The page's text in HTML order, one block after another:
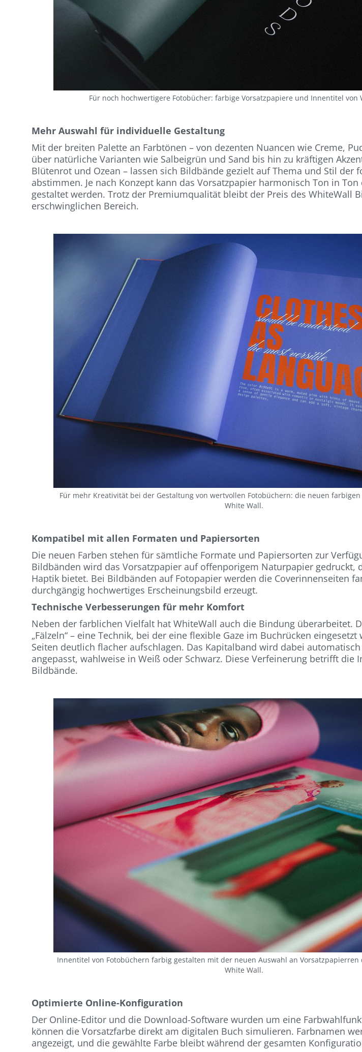
Für noch hochwertigere Fotobücher: farbige Vorsatzpapiere und Innentitel von
Mehr Auswahl für individuelle Gestaltung
Mit der breiten Palette an Farbtönen – von dezenten Nuancen wie Creme,
über natürliche Varianten wie Salbeigrün und Sand bis hin zu kräftigen
Blütenrot und Ozean – lassen sich Bildbände gezielt auf Thema und Stil der
abstimmen. Je nach Konzept kann das Vorsatzpapier harmonisch Ton in
gestaltet werden. Trotz der Premiumqualität bleibt der Preis des WhiteWall
erschwinglichen Bereich.
Für mehr Kreativität bei der Gestaltung von wertvollen Fotobüchern: die neuen farbigen
White Wall.
Kompatibel mit allen Formaten und Papiersorten
Die neuen Farben stehen für sämtliche Formate und Papiersorten zur
Bildbänden wird das Vorsatzpapier auf offenporigem Naturpapier gedruckt,
Haptik bietet. Bei Bildbänden auf Fotopapier werden die Coverinnenseiten
durchgängig hochwertiges Erscheinungsbild erzeugt.
Technische Verbesserungen für mehr Komfort
Neben der farblichen Vielfalt hat WhiteWall auch die Bindung überarbeitet.
„Fälzeln“ – eine Technik, bei der eine flexible Gaze im Buchrücken
Seiten deutlich flacher aufschlagen. Das Kapitalband wird dabei
angepasst, wahlweise in Weiß oder Schwarz. Diese Verfeinerung betrifft die
Bildbände.
Innentitel von Fotobüchern farbig gestalten mit der neuen Auswahl an Vorsatzpapierren
White Wall.
Optimierte Online-Konfiguration
Der Online-Editor und die Download-Software wurden um eine
können die Vorsatzfarbe direkt am digitalen Buch simulieren. Farbnamen
angezeigt, und die gewählte Farbe bleibt während der gesamten